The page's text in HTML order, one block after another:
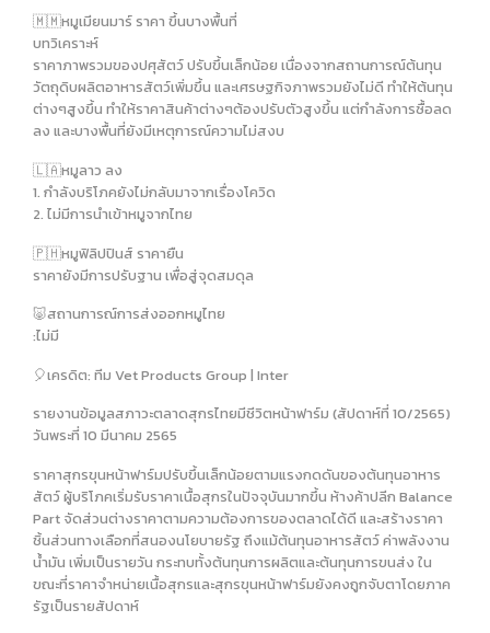
🇲🇲หมูเมียนมาร์ ราคา ขึ้นบางพื้นที่
บทวิเคราะห์
ราคาภาพรวมของปศุสัตว์ ปรับขึ้นเล็กน้อย เนื่องจากสถานการณ์ต้นทุน
วัตถุดิบผลิตอาหารสัตว์เพิ่มขึ้น และเศรษฐกิจภาพรวมยังไม่ดี ทำให้ต้นทุน
ต่างๆสูงขึ้น ทำให้ราคาสินค้าต่างๆต้องปรับตัวสูงขึ้น แต่กำลังการซื้อลด
ลง และบางพื้นที่ยังมีเหตุการณ์ความไม่สงบ
🇱🇦หมูลาว ลง
1. กำลังบริโภคยังไม่กลับมาจากเรื่องโควิด
2. ไม่มีการนำเข้าหมูจากไทย
🇵🇭หมูฟิลิปปินส์ ราคายืน
ราคายังมีการปรับฐาน เพื่อสู่จุดสมดุล
🐷สถานการณ์การส่งออกหมูไทย
:ไม่มี
🎈เครดิต: ทีม Vet Products Group | Inter
รายงานข้อมูลสภาวะตลาดสุกรไทยมีชีวิตหน้าฟาร์ม (สัปดาห์ที่ 10/2565)
วันพระที่ 10 มีนาคม 2565
ราคาสุกรขุนหน้าฟาร์มปรับขึ้นเล็กน้อยตามแรงกดดันของต้นทุนอาหาร
สัตว์ ผู้บริโภคเริ่มรับราคาเนื้อสุกรในปัจจุบันมากขึ้น ห้างค้าปลีก Balance
Part จัดส่วนต่างราคาตามความต้องการของตลาดได้ดี และสร้างราคา
ชิ้นส่วนทางเลือกที่สนองนโยบายรัฐ ถึงแม้ต้นทุนอาหารสัตว์ ค่าพลังงาน
น้ำมัน เพิ่มเป็นรายวัน กระทบทั้งต้นทุนการผลิตและต้นทุนการขนส่ง ใน
ขณะที่ราคาจำหน่ายเนื้อสุกรและสุกรขุนหน้าฟาร์มยังคงถูกจับตาโดยภาค
รัฐเป็นรายสัปดาห์